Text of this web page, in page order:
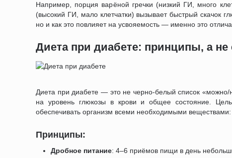
Например, порция варёной гречки (низкий ГИ, много
(высокий ГИ, мало клетчатки) вызывает быстрый скачок
но и как это повлияет на усвояемость — именно это
Диета при диабете: принципы, а не
Диета при диабете — это не черно-белый список
на уровень глюкозы в крови и общее состояние.
обеспечивать организм всеми необходимыми
Принципы:
Дробное питание: 4–6 приёмов пищи в день